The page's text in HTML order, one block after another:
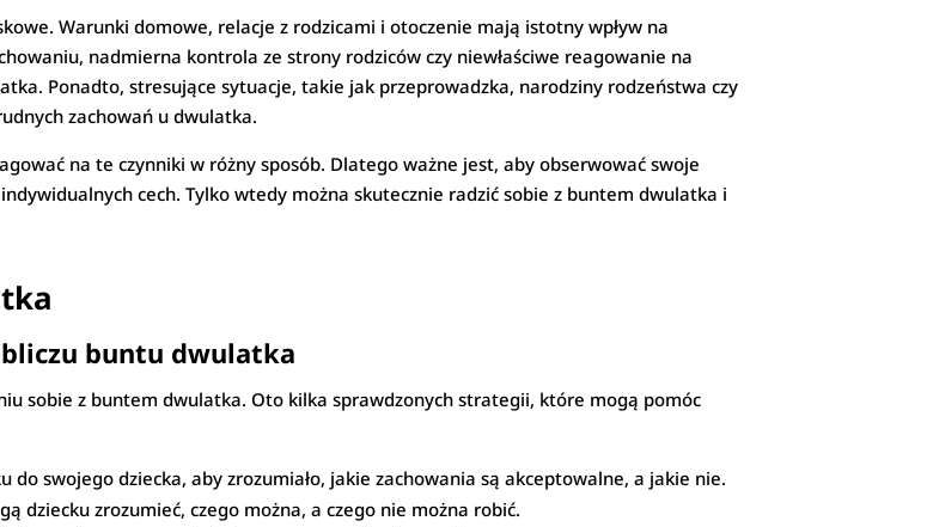
Warunki domowe, relacje z rodzicami i otoczenie mają istotny wpływ na
nadmierna kontrola ze strony rodziców czy niewłaściwe reagowanie na
Ponadto, stresujące sytuacje, takie jak przeprowadzka, narodziny rodzeństwa czy
zachowań u dwulatka.
na te czynniki w różny sposób. Dlatego ważne jest, aby obserwować swoje
cech. Tylko wtedy można skutecznie radzić sobie z buntem dwulatka i
buntu dwulatka
sobie z buntem dwulatka. Oto kilka sprawdzonych strategii, które mogą pomóc
do swojego dziecka, aby zrozumiało, jakie zachowania są akceptowalne, a jakie nie.
dziecku zrozumieć, czego można, a czego nie można robić.